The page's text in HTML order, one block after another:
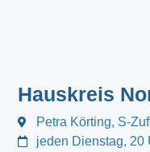
Hauskreis
Petra Körting, S-
jeden Dienstag, 20